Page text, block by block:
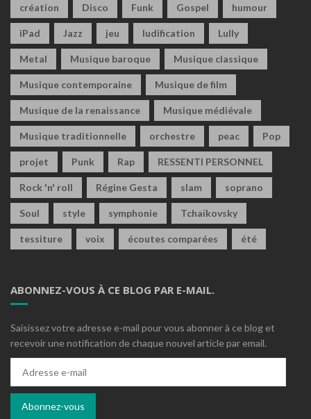
création Disco Funk Gospel humour
iPad Jazz jeu ludification Lully
Metal Musique baroque Musique classique
Musique contemporaine Musique de film
Musique de la renaissance Musique médiévale
Musique traditionnelle orchestre peac Pop
projet Punk Rap RESSENTI PERSONNEL
Rock 'n' roll Régine Gesta slam soprano
Soul style symphonie Tchaïkovsky
tessiture voix écoutes comparées été
ABONNEZ-VOUS À CE BLOG PAR E-MAIL.
Saisissez votre adresse e-mail pour vous abonner à ce blog et
recevoir une notification de chaque nouvel article par email.
mail
Abonnez-vous